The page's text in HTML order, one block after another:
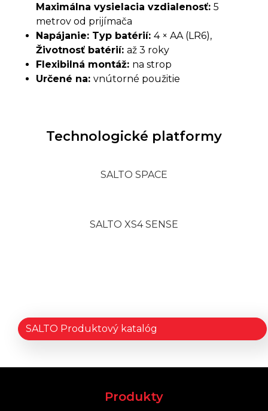
Maximálna vysielacia vzdialenosť: 5
metrov od prijímača
Napájanie: Typ batérií: 4 × AA (LR6),
Životnosť batérií: až 3 roky
Flexibilná montáž: na strop
Určené na: vnútorné použitie
Technologické platformy
SALTO SPACE
SALTO XS4 SENSE
SALTO Produktový katalóg
Produkty